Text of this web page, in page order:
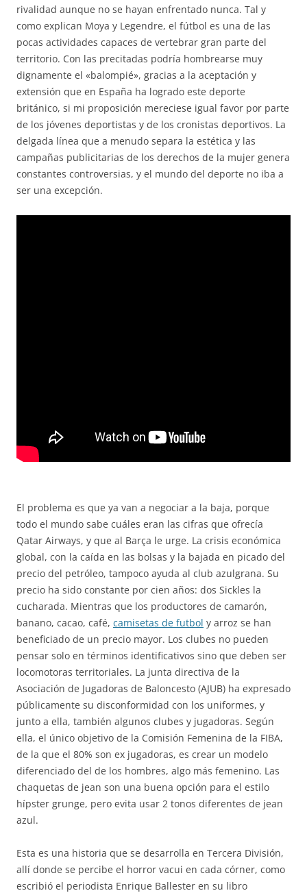
rivalidad aunque no se hayan enfrentado nunca. Tal y
como explican Moya y Legendre, el fútbol es una de las
pocas actividades capaces de vertebrar gran parte del
territorio. Con las precitadas podría hombrearse muy
dignamente el «balompié», gracias a la aceptación y
extensión que en España ha logrado este deporte
británico, si mi proposición mereciese igual favor por parte
de los jóvenes deportistas y de los cronistas deportivos. La
delgada línea que a menudo separa la estética y las
campañas publicitarias de los derechos de la mujer genera
constantes controversias, y el mundo del deporte no iba a
ser una excepción.
El problema es que ya van a negociar a la baja, porque
todo el mundo sabe cuáles eran las cifras que ofrecía
Qatar Airways, y que al Barça le urge. La crisis económica
global, con la caída en las bolsas y la bajada en picado del
precio del petróleo, tampoco ayuda al club azulgrana. Su
precio ha sido constante por cien años: dos Sickles la
cucharada. Mientras que los productores de camarón,
banano, cacao, café, camisetas de futbol y arroz se han
beneficiado de un precio mayor. Los clubes no pueden
pensar solo en términos identificativos sino que deben ser
locomotoras territoriales. La junta directiva de la
Asociación de Jugadoras de Baloncesto (AJUB) ha expresado
públicamente su disconformidad con los uniformes, y
junto a ella, también algunos clubes y jugadoras. Según
ella, el único objetivo de la Comisión Femenina de la FIBA,
de la que el 80% son ex jugadoras, es crear un modelo
diferenciado del de los hombres, algo más femenino. Las
chaquetas de jean son una buena opción para el estilo
hípster grunge, pero evita usar 2 tonos diferentes de jean
azul.
Esta es una historia que se desarrolla en Tercera División,
allí donde se percibe el horror vacui en cada córner, como
escribió el periodista Enrique Ballester en su libro